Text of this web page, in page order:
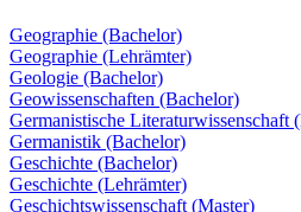
Geographie (Bachelor)
Geographie (Lehrämter)
Geologie (Bachelor)
Geowissenschaften (Bachelor)
Germanistische Literaturwissenschaft
Germanistik (Bachelor)
Geschichte (Bachelor)
Geschichte (Lehrämter)
Geschichtswissenschaft (Master)